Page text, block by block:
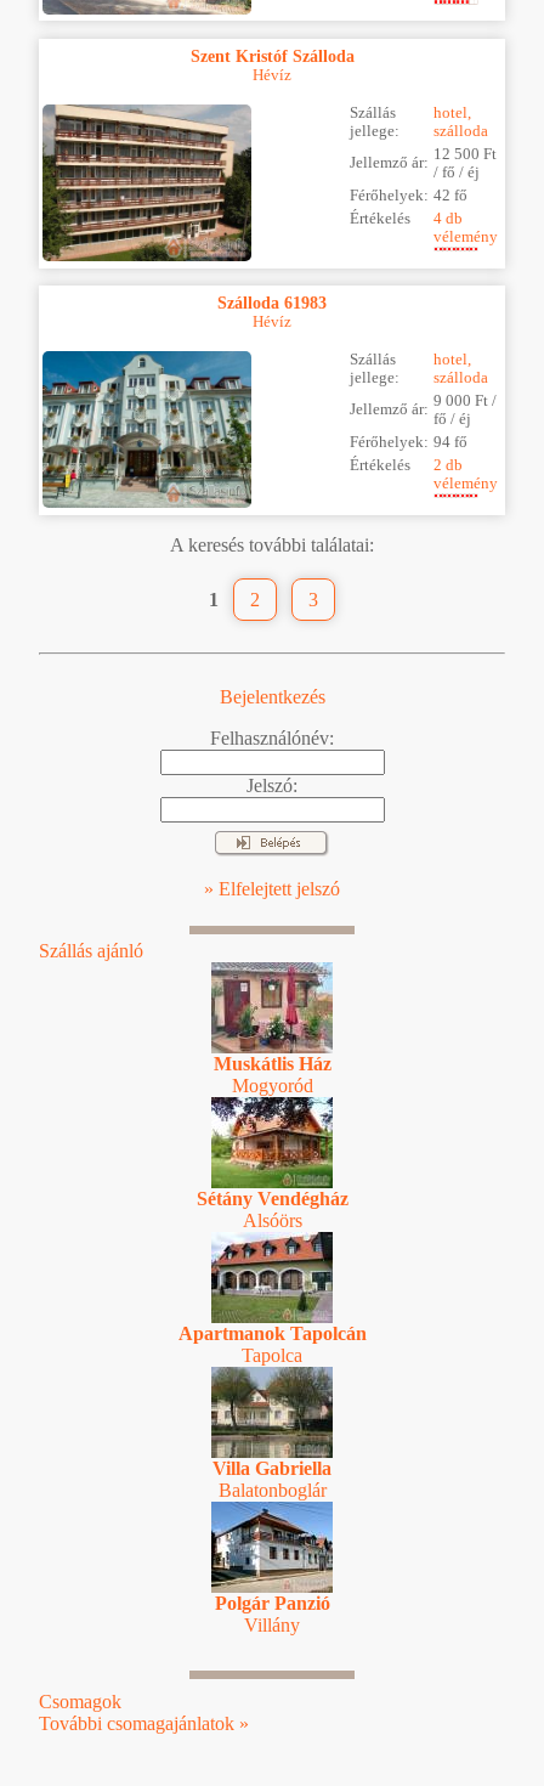
Szent Kristóf Szálloda
Hévíz
Szállás
jellege:
hotel,
szálloda
Jellemző ár: 12 500 Ft
/ fő / éj
Férőhelyek: 42 fő
Értékelés
4 db
vélemény
Szálloda 61983
Hévíz
Szállás
jellege:
hotel,
szálloda
Jellemző ár: 9 000 Ft /
fő / éj
Férőhelyek: 94 fő
Értékelés
2 db
vélemény
A keresés további találatai:
1 2 3
Bejelentkezés
Felhasználónév:
Jelszó:
» Elfelejtett jelszó
Szállás ajánló
Muskátlis Ház
Mogyoród
Sétány Vendégház
Alsóörs
Apartmanok Tapolcán
Tapolca
Villa Gabriella
Balatonboglár
Polgár Panzió
Villány
Csomagok
További csomagajánlatok »